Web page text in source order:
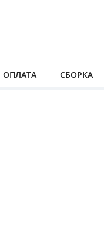
ОПЛАТА СБОРКА